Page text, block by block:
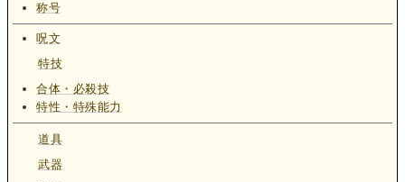
称号
呪文
特技
合体・必殺技
特性・特殊能力
道具
武器